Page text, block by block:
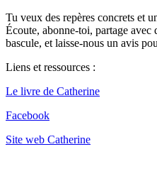
Tu veux des repères concrets et
Écoute, abonne-toi, partage avec
bascule, et laisse-nous un avis
Liens et ressources :
Le livre de Catherine
Facebook
Site web Catherine